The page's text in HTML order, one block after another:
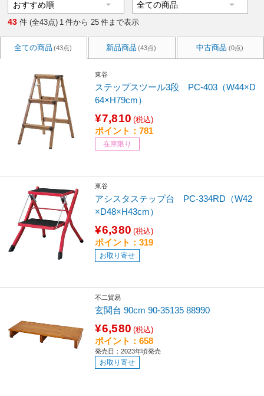
43 件 (全43点) 1 件から 25 件まで表示
全ての商品 (43点) 新品商品 (43点) 中古商品 (0点)
東谷
ステップスツール3段 PC-403（W44×D
64×H79cm）
¥7,810 (税込)
ポイント：781
在庫限り
東谷
アシスタステップ台 PC-334RD（W42
×D48×H43cm）
¥6,380 (税込)
ポイント：319
お取り寄せ
不二貿易
玄関台 90cm 90-35135 88990
¥6,580 (税込)
ポイント：658
発売日：2023年頃発売
お取り寄せ